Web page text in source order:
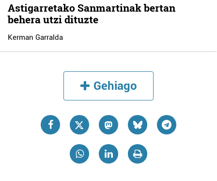
Astigarretako Sanmartinak bertan
behera utzi dituzte
Kerman Garralda
Gehiago